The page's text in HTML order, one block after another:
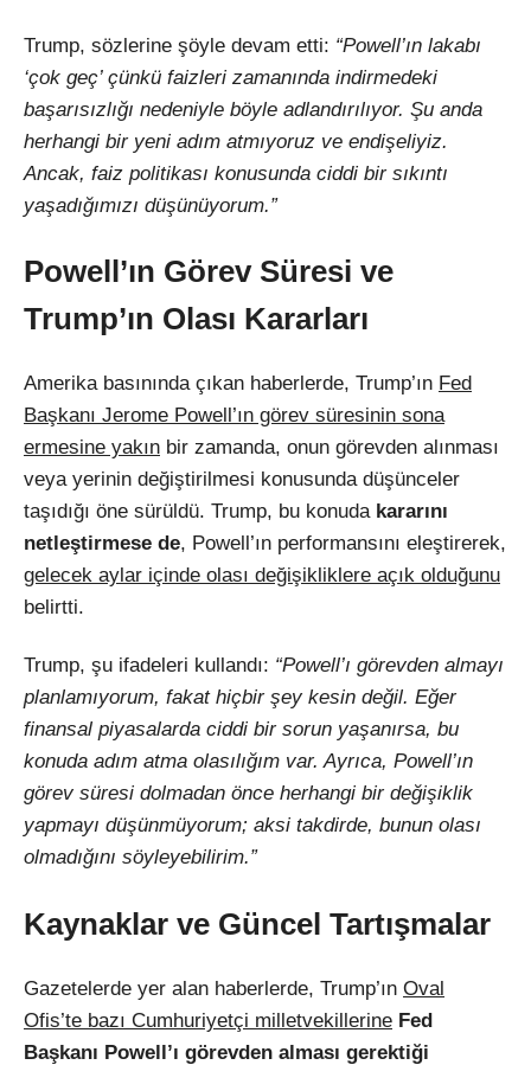
Trump, sözlerine şöyle devam etti: “Powell’ın lakabı
‘çok geç’ çünkü faizleri zamanında indirmedeki
başarısızlığı nedeniyle böyle adlandırılıyor. Şu anda
herhangi bir yeni adım atmıyoruz ve endişeliyiz.
Ancak, faiz politikası konusunda ciddi bir sıkıntı
yaşadığımızı düşünüyorum.”
Powell’ın Görev Süresi ve
Trump’ın Olası Kararları
Amerika basınında çıkan haberlerde, Trump’ın Fed
Başkanı Jerome Powell’ın görev süresinin sona
ermesine yakın bir zamanda, onun görevden alınması
veya yerinin değiştirilmesi konusunda düşünceler
taşıdığı öne sürüldü. Trump, bu konuda kararını
netleştirmese de, Powell’ın performansını eleştirerek,
gelecek aylar içinde olası değişikliklere açık olduğunu
belirtti.
Trump, şu ifadeleri kullandı: “Powell’ı görevden almayı
planlamıyorum, fakat hiçbir şey kesin değil. Eğer
finansal piyasalarda ciddi bir sorun yaşanırsa, bu
konuda adım atma olasılığım var. Ayrıca, Powell’ın
görev süresi dolmadan önce herhangi bir değişiklik
yapmayı düşünmüyorum; aksi takdirde, bunun olası
olmadığını söyleyebilirim.”
Kaynaklar ve Güncel Tartışmalar
Gazetelerde yer alan haberlerde, Trump’ın Oval
Ofis’te bazı Cumhuriyetçi milletvekillerine Fed
Başkanı Powell’ı görevden alması gerektiği